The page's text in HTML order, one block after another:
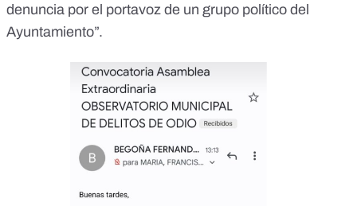
denuncia por el portavoz de un grupo político del
Ayuntamiento”.